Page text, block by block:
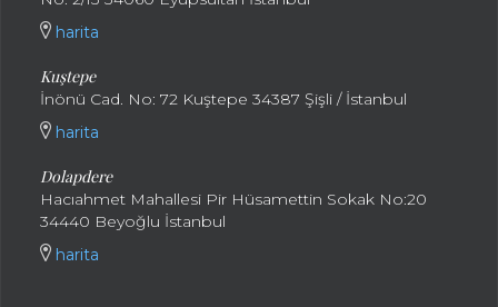
harita
Kuştepe
İnönü Cad. No: 72 Kuştepe 34387 Şişli / İstanbul
harita
Dolapdere
Hacıahmet Mahallesi Pir Hüsamettin Sokak No:20
34440 Beyoğlu İstanbul
harita